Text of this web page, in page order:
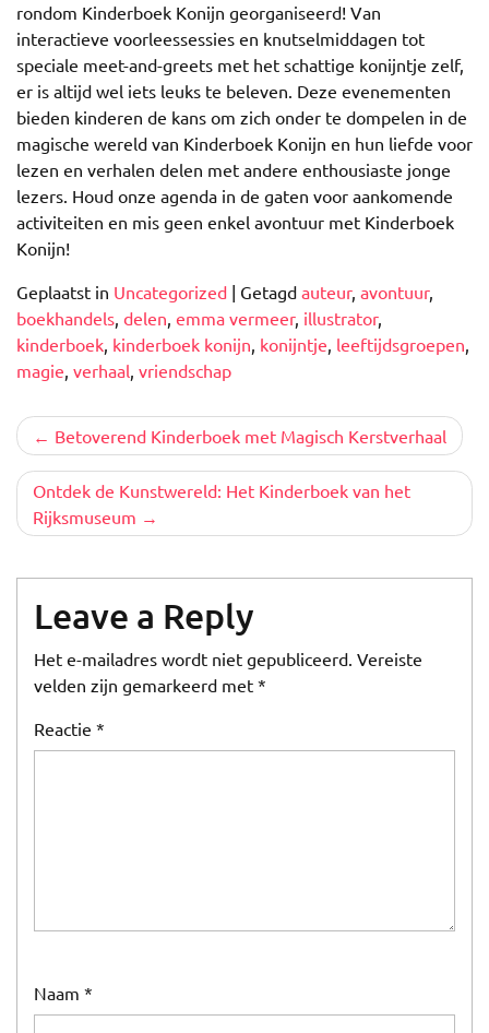
rondom Kinderboek Konijn georganiseerd! Van
interactieve voorleessessies en knutselmiddagen tot
speciale meet-and-greets met het schattige konijntje zelf,
er is altijd wel iets leuks te beleven. Deze evenementen
bieden kinderen de kans om zich onder te dompelen in de
magische wereld van Kinderboek Konijn en hun liefde voor
lezen en verhalen delen met andere enthousiaste jonge
lezers. Houd onze agenda in de gaten voor aankomende
activiteiten en mis geen enkel avontuur met Kinderboek
Konijn!
Geplaatst in Uncategorized | Getagd auteur, avontuur,
boekhandels, delen, emma vermeer, illustrator,
kinderboek, kinderboek konijn, konijntje, leeftijdsgroepen,
magie, verhaal, vriendschap
Berichtnavigatie
Betoverend Kinderboek met Magisch Kerstverhaal
Ontdek de Kunstwereld: Het Kinderboek van het
Rijksmuseum
Leave a Reply
Het e-mailadres wordt niet gepubliceerd. Vereiste
velden zijn gemarkeerd met *
Reactie *
Naam *